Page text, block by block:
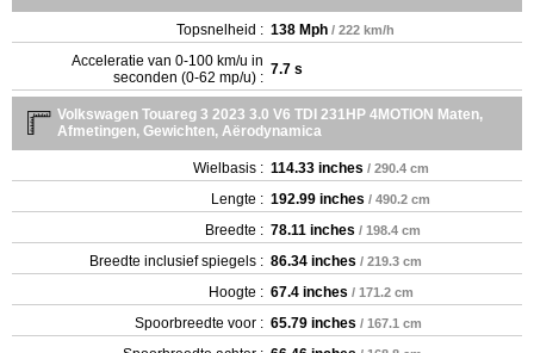
Topsnelheid : 138 Mph / 222 km/h
Acceleratie van 0-100 km/u in
seconden (0-62 mp/u) : 7.7 s
Volkswagen Touareg 3 2023 3.0 V6 TDI 231HP 4MOTION Maten,
Afmetingen, Gewichten, Aërodynamica
Wielbasis : 114.33 inches / 290.4 cm
Lengte : 192.99 inches / 490.2 cm
Breedte : 78.11 inches / 198.4 cm
Breedte inclusief spiegels : 86.34 inches / 219.3 cm
Hoogte : 67.4 inches / 171.2 cm
Spoorbreedte voor : 65.79 inches / 167.1 cm